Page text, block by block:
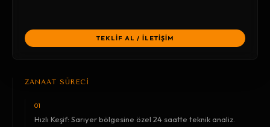
TEKLİF AL / İLETİŞİM
ZANAAT SÜRECİ
01
Hızlı Keşif: Sarıyer bölgesine özel 24 saatte teknik analiz.